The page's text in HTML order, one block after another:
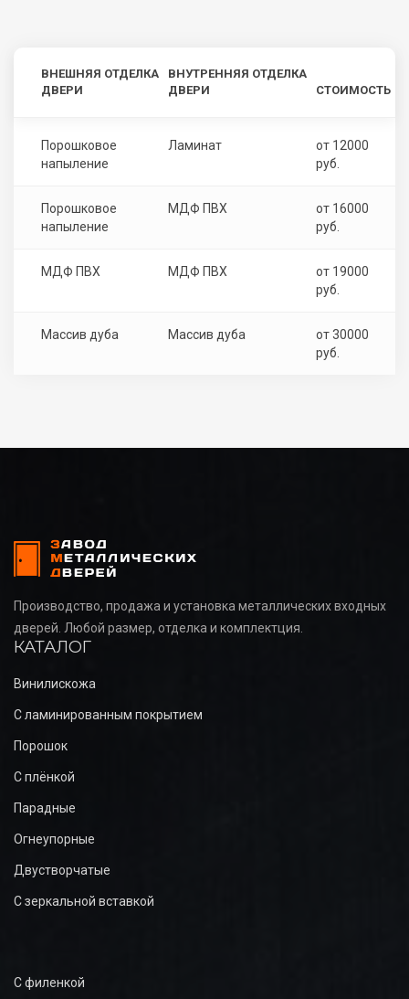
ВНЕШНЯЯ ОТДЕЛКА
ДВЕРИ
ВНУТРЕННЯЯ ОТДЕЛКА
ДВЕРИ
СТОИМОСТЬ
Порошковое
напыление
Ламинат
от 12000
руб.
Порошковое
напыление
МДФ ПВХ
от 16000
руб.
МДФ ПВХ МДФ ПВХ
от 19000
руб.
Массив дуба Массив дуба
от 30000
руб.
Производство, продажа и установка металлических входных
дверей. Любой размер, отделка и комплектция.
КАТАЛОГ
Винилискожа
С ламинированным покрытием
Порошок
С плёнкой
Парадные
Огнеупорные
Двустворчатые
С зеркальной вставкой
С филенкой